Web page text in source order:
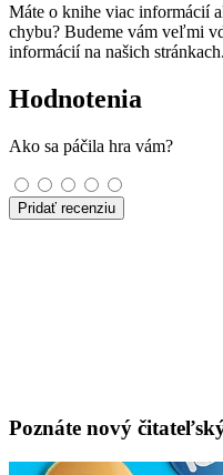
Máte o knihe viac informácií
chybu? Budeme vám veľmi
informácií na našich stránkach.
Hodnotenia
Ako sa páčila hra vám?
Pridať recenziu
Poznáte nový